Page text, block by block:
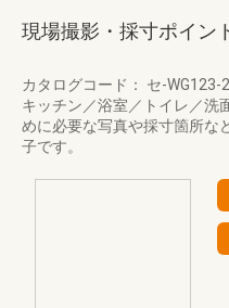
現場撮影・採寸ポイ
カタログコード： セ-WG123-2
キッチン／浴室／トイレ／洗
めに必要な写真や採寸箇所な
子です。